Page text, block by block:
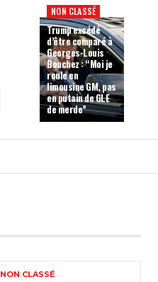
NON CLASSÉ
Trump excédé
d’être comparé à
Georges-Louis
Bouchez : “Moi je
roule en
limousine GM, pas
en putain de GLE
de merde”
NON CLASSÉ